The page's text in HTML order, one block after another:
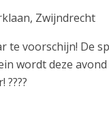
Zwijndrecht
te voorschijn! De
wordt deze